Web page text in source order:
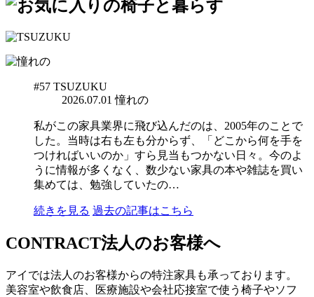
#57 TSUZUKU
2026.07.01 憧れの
私がこの家具業界に飛び込んだのは、2005年のことで
した。当時は右も左も分からず、「どこから何を手を
つければいいのか」すら見当もつかない日々。今のよ
うに情報が多くなく、数少ない家具の本や雑誌を買い
集めては、勉強していたの…
続きを見る 過去の記事はこちら
CONTRACT法人のお客様へ
アイでは法人のお客様からの特注家具も承っております。
美容室や飲食店、医療施設や会社応接室で使う椅子やソフ